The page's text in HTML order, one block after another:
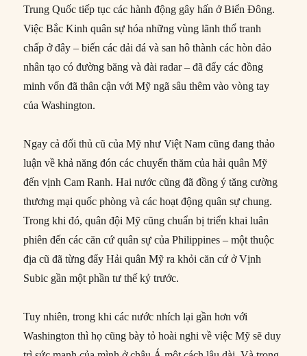
Trung Quốc tiếp tục các hành động gây hấn ở Biển Đông.
Việc Bắc Kinh quân sự hóa những vùng lãnh thổ tranh
chấp ở đây – biến các dải đá và san hô thành các hòn đảo
nhân tạo có đường băng và đài radar – đã đẩy các đồng
minh vốn đã thân cận với Mỹ ngã sâu thêm vào vòng tay
của Washington.
Ngay cả đối thủ cũ của Mỹ như Việt Nam cũng đang thảo
luận về khả năng đón các chuyến thăm của hải quân Mỹ
đến vịnh Cam Ranh. Hai nước cũng đã đồng ý tăng cường
thương mại quốc phòng và các hoạt động quân sự chung.
Trong khi đó, quân đội Mỹ cũng chuẩn bị triển khai luân
phiên đến các căn cứ quân sự của Philippines – một thuộc
địa cũ đã từng đẩy Hải quân Mỹ ra khỏi căn cứ ở Vịnh
Subic gần một phần tư thế kỷ trước.
Tuy nhiên, trong khi các nước nhích lại gần hơn với
Washington thì họ cũng bày tỏ hoài nghi về việc Mỹ sẽ duy